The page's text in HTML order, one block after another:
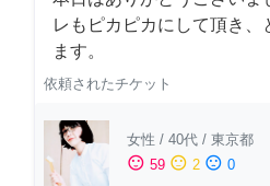
レもピカピカにして頂き、
ます。
依頼されたチケット
女性 / 40代 / 東京都
sentiment_satisfied 59 sentiment_neutral 2 sentiment_dissatisfied 0